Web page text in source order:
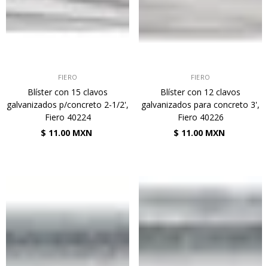
FIERO
Blíster con 15 clavos
galvanizados p/concreto 2-1/2',
Fiero 40224
$ 11.00 MXN
FIERO
Blíster con 12 clavos
galvanizados para concreto 3',
Fiero 40226
$ 11.00 MXN